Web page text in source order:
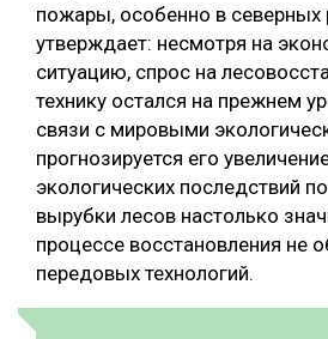
пожары, особенно в северных
утверждает: несмотря на
ситуацию, спрос на
технику остался на прежнем
связи с мировыми
прогнозируется его
экологических последствий
вырубки лесов настолько
процессе восстановления не
передовых технологий.